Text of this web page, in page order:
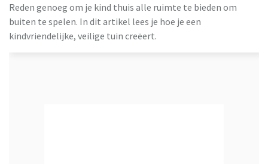
Reden genoeg om je kind thuis alle ruimte te bieden om
buiten te spelen. In dit artikel lees je hoe je een
kindvriendelijke, veilige tuin creëert.